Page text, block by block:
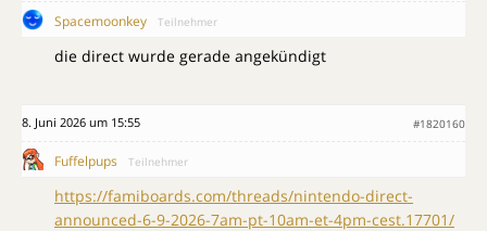
Spacemoonkey Teilnehmer
die direct wurde gerade angekündigt
8. Juni 2026 um 15:55 #1820160
Fuffelpups Teilnehmer
https://famiboards.com/threads/nintendo-direct-
announced-6-9-2026-7am-pt-10am-et-4pm-cest.17701/